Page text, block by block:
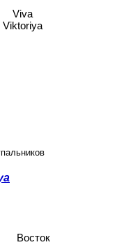
Viva
Viktoriya
Восток